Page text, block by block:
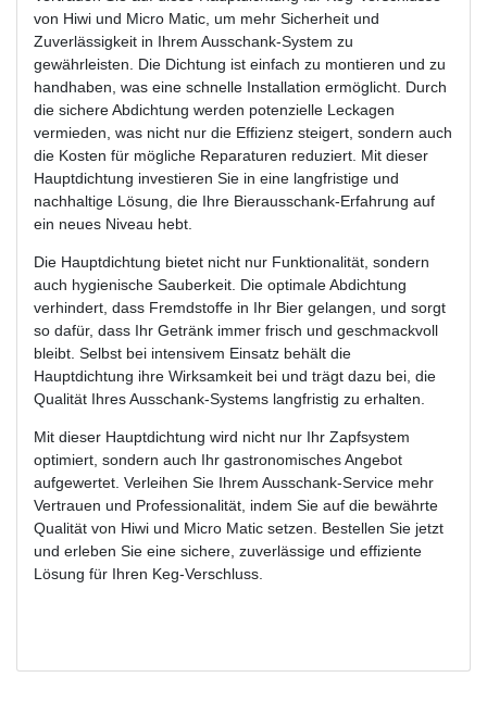
von Hiwi und Micro Matic, um mehr Sicherheit und
Zuverlässigkeit in Ihrem Ausschank-System zu
gewährleisten. Die Dichtung ist einfach zu montieren und zu
handhaben, was eine schnelle Installation ermöglicht. Durch
die sichere Abdichtung werden potenzielle Leckagen
vermieden, was nicht nur die Effizienz steigert, sondern auch
die Kosten für mögliche Reparaturen reduziert. Mit dieser
Hauptdichtung investieren Sie in eine langfristige und
nachhaltige Lösung, die Ihre Bierausschank-Erfahrung auf
ein neues Niveau hebt.
Die Hauptdichtung bietet nicht nur Funktionalität, sondern
auch hygienische Sauberkeit. Die optimale Abdichtung
verhindert, dass Fremdstoffe in Ihr Bier gelangen, und sorgt
so dafür, dass Ihr Getränk immer frisch und geschmackvoll
bleibt. Selbst bei intensivem Einsatz behält die
Hauptdichtung ihre Wirksamkeit bei und trägt dazu bei, die
Qualität Ihres Ausschank-Systems langfristig zu erhalten.
Mit dieser Hauptdichtung wird nicht nur Ihr Zapfsystem
optimiert, sondern auch Ihr gastronomisches Angebot
aufgewertet. Verleihen Sie Ihrem Ausschank-Service mehr
Vertrauen und Professionalität, indem Sie auf die bewährte
Qualität von Hiwi und Micro Matic setzen. Bestellen Sie jetzt
und erleben Sie eine sichere, zuverlässige und effiziente
Lösung für Ihren Keg-Verschluss.